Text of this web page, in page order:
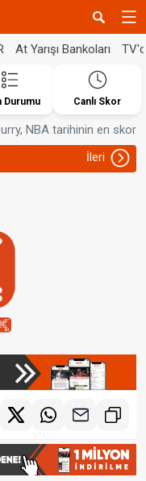
At Yarışı Bankoları
Durumu Canlı Skor
NBA tarihinin en
İleri